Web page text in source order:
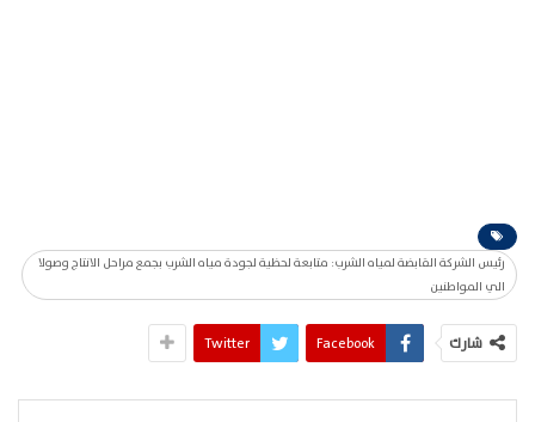
رئيس الشركة القابضة لمياه الشرب: متابعة لحظية لجودة مياه الشرب بجمع مراحل الانتاج وصولا
الي المواطنين
شارك Facebook
Twitter